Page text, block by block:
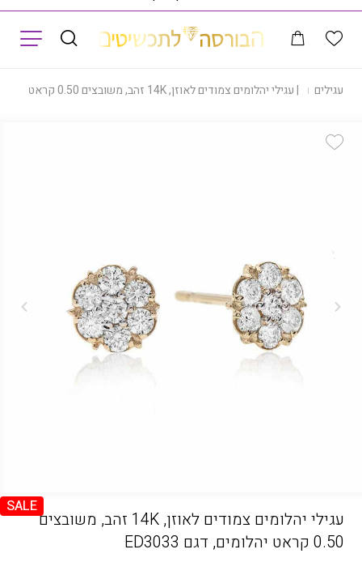
עגילים |עגילי יהלומים צמודים לאוזן, 14K זהב, משובצים 0.50 קראט יהלומים, דגם ED3033
SALE
עגילי יהלומים צמודים לאוזן, 14K זהב, משובצים
0.50 קראט יהלומים, דגם ED3033